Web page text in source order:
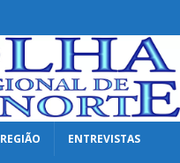
REGIÃO ENTREVISTAS